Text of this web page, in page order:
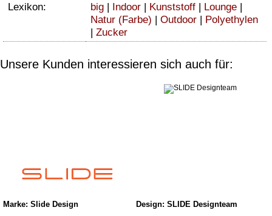
Lexikon:
big | Indoor | Kunststoff | Lounge |
Natur (Farbe) | Outdoor | Polyethylen
| Zucker
Unsere Kunden interessieren sich auch für:
Marke: Slide Design Design: SLIDE Designteam